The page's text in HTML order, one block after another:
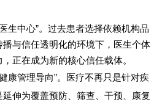
中心”。过去患者选择依赖机构品
与信任透明化的环境下，医生个体
正在成为新的核心信任载体。
管理导向”。医疗不再只是针对疾
伸为覆盖预防、筛查、干预、康复